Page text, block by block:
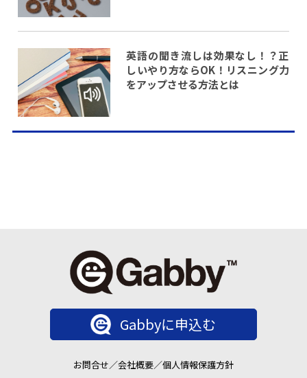
英語の聞き流しは効果なし！？正
しいやり方ならOK！リスニング力
をアップさせる方法とは
Gabbyに申込む
お問合せ／会社概要／個人情報保護方針